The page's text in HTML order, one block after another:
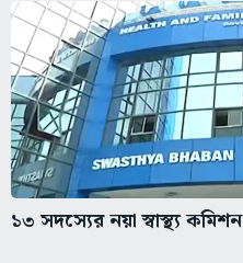
১৩ সদস্যের নয়া স্বাস্থ্য কমিশন